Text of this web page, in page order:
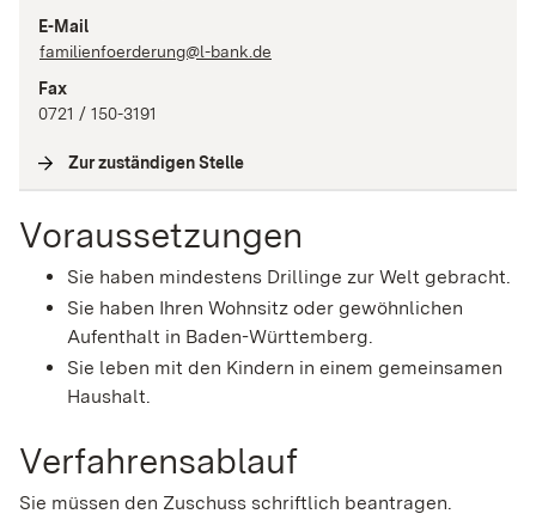
E-Mail
familienfoerderung@l-bank.de
Fax
0721 / 150-3191
Zur zuständigen Stelle
Voraussetzungen
Sie haben mindestens Drillinge zur Welt gebracht.
Sie haben Ihren Wohnsitz oder gewöhnlichen
Aufenthalt in Baden-Württemberg.
Sie leben mit den Kindern in einem gemeinsamen
Haushalt.
Verfahrensablauf
Sie müssen den Zuschuss schriftlich beantragen.